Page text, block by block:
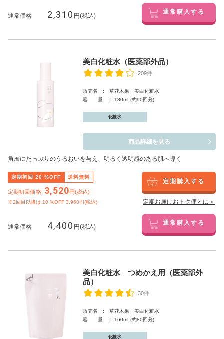
通常価格 2,310 円(税込) 通常購入する
美白化粧水（医薬部外品）
209件
販売名 : 草花木果 美白化粧水
容 量 : 180mL(約90回分)
化粧水
商品詳細を見る
角層にたっぷりのうるおいを与え、明るく透明感のある肌へ導く
定期初回 20 %OFF 送料無料
定期初回価格: 3,520円(税込)
※2回目以降は 10 %OFF 3,960円(税込)
定期購入する
定期お届けおトク便とは＞
通常価格 4,400 円(税込) 通常購入する
美白化粧水 つめかえ用（医薬部外
品）
30件
販売名 : 草花木果 美白化粧水
容 量 : 160mL(約80回分)
化粧水